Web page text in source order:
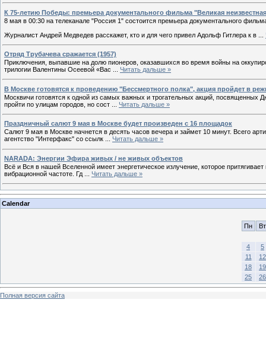
К 75-летию Победы: премьера документального фильма "Великая
8 мая в 00:30 на телеканале "Россия 1" состоится премьера документального
Журналист Андрей Медведев расскажет, кто и для чего привел Адольф Гитлера к в
Отряд Трубачева сражается (1957)
Приключения, выпавшие на долю пионеров, оказавшихся во время войны на
трилогии Валентины Осеевой «Вас
Читать дальше »
В Москве готовятся к проведению "Бессмертного полка", акция пройдет в
Москвичи готовятся к одной из самых важных и трогательных акций,
пройти по улицам городов, но сост
Читать дальше »
Праздничный салют 9 мая в Москве будет произведен с 16 площадок
Салют 9 мая в Москве начнется в десять часов вечера и займет 10 минут. Всего
агентство "Интерфакс" со ссылк ... Читать дальше »
NARADA: Энергии Эфира живых / не живых объектов
Всё и Вся в нашей Вселенной имеет энергетическое излучение, которое
вибрационной частоте. Гд
Читать дальше »
Calendar
Пн Вт
4
5
11
12
18
19
25
26
Полная версия сайта